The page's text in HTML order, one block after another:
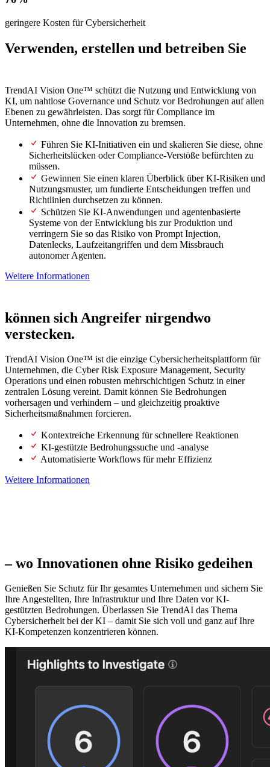
geringere Kosten für Cybersicherheit
Verwenden, erstellen und betreiben Sie
TrendAI Vision One™ schützt die Nutzung und Entwicklung von
KI, um nahtlose Governance und Schutz vor Bedrohungen auf allen
Ebenen zu gewährleisten. Das sorgt für Compliance im
Unternehmen, ohne die Innovation zu bremsen.
Führen Sie KI-Initiativen ein und skalieren Sie diese, ohne
Sicherheitslücken oder Compliance-Verstöße befürchten zu
müssen.
Gewinnen Sie einen klaren Überblick über KI-Risiken und
Nutzungsmuster, um fundierte Entscheidungen treffen und
Richtlinien durchsetzen zu können.
Schützen Sie KI-Anwendungen und agentenbasierte
Systeme von der Entwicklung bis zur Produktion und
verringern Sie so das Risiko von Prompt Injection,
Datenlecks, Laufzeitangriffen und dem Missbrauch
autonomer Agenten.
Weitere Informationen
können sich Angreifer nirgendwo
verstecken.
TrendAI Vision One™ ist die einzige Cybersicherheitsplattform für
Unternehmen, die Cyber Risk Exposure Management, Security
Operations und einen robusten mehrschichtigen Schutz in einer
zentralen Lösung vereint. Damit können Sie Bedrohungen
vorhersagen und verhindern – und gleichzeitig proaktive
Sicherheitsmaßnahmen forcieren.
Kontextreiche Erkennung für schnellere Reaktionen
KI-gestützte Bedrohungssuche und -analyse
Automatisierte Workflows für mehr Effizienz
Weitere Informationen
– wo Innovationen ohne Risiko gedeihen
Genießen Sie Schutz für Ihr gesamtes Unternehmen und sichern Sie
Ihre Angestellten, Ihre Infrastruktur und Ihre Daten vor KI-
gestützten Bedrohungen. Überlassen Sie TrendAI das Thema
Cybersicherheit bei der KI – damit Sie sich voll und ganz auf Ihre
KI-Kompetenzen konzentrieren können.